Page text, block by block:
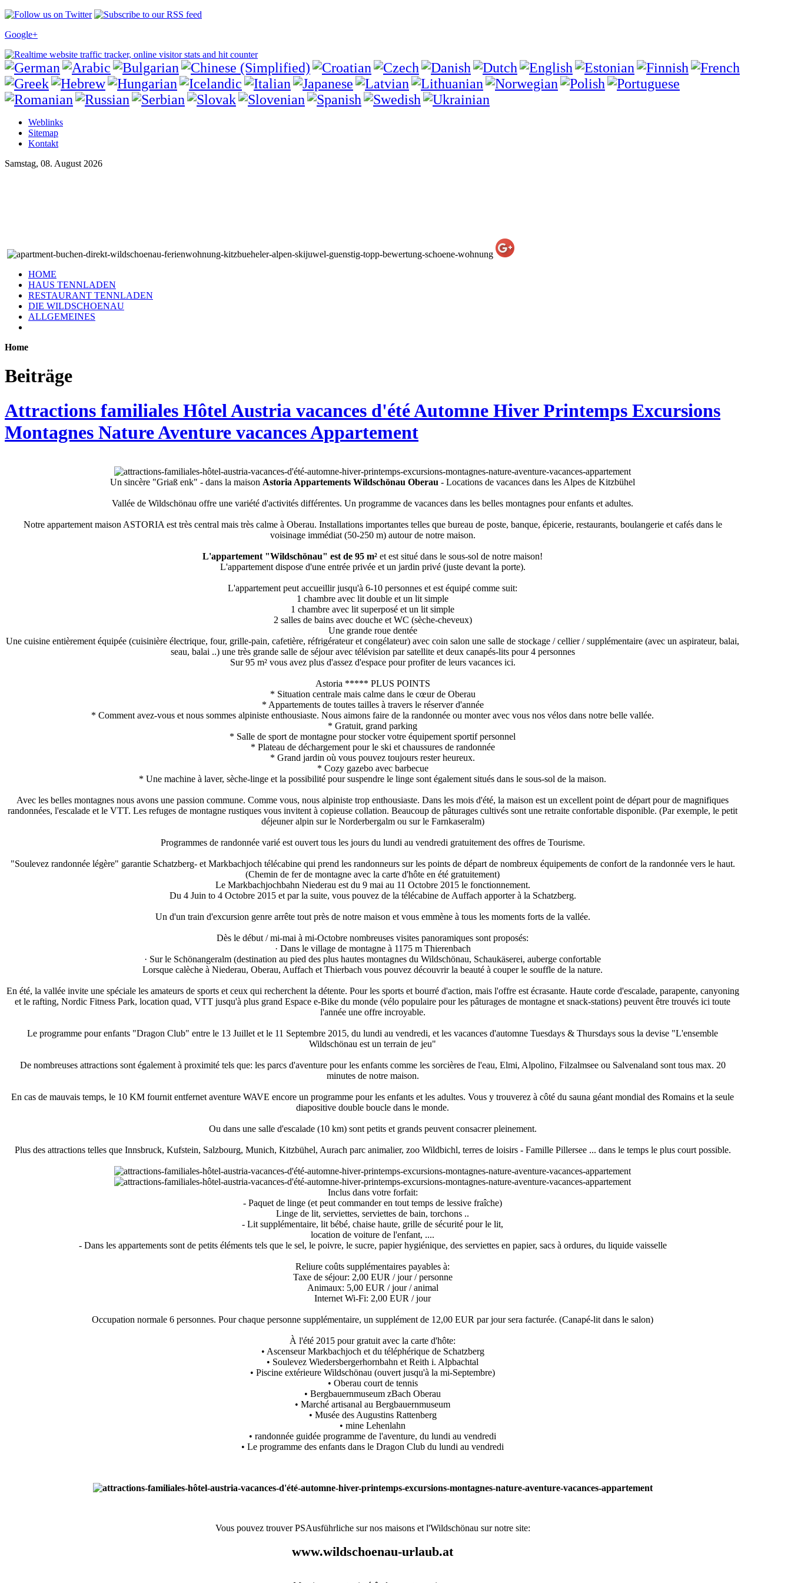
Google+
Weblinks
Sitemap
Kontakt
Samstag, 08. August 2026
HOME
HAUS TENNLADEN
RESTAURANT TENNLADEN
DIE WILDSCHOENAU
ALLGEMEINES
Home
Beiträge
Attractions familiales Hôtel Austria vacances d'été Automne Hiver Printemps Excursions
Montagnes Nature Aventure vacances Appartement
Un sincère "Griaß enk" - dans la maison Astoria Appartements Wildschönau Oberau - Locations de vacances dans les Alpes de Kitzbühel
Vallée de Wildschönau offre une variété d'activités différentes. Un programme de vacances dans les belles montagnes pour enfants et adultes.
Notre appartement maison ASTORIA est très central mais très calme à Oberau. Installations importantes telles que bureau de poste, banque, épicerie, restaurants, boulangerie et cafés dans le
voisinage immédiat (50-250 m) autour de notre maison.
L'appartement "Wildschönau" est de 95 m² et est situé dans le sous-sol de notre maison!
L'appartement dispose d'une entrée privée et un jardin privé (juste devant la porte).
L'appartement peut accueillir jusqu'à 6-10 personnes et est équipé comme suit:
1 chambre avec lit double et un lit simple
1 chambre avec lit superposé et un lit simple
2 salles de bains avec douche et WC (sèche-cheveux)
Une grande roue dentée
Une cuisine entièrement équipée (cuisinière électrique, four, grille-pain, cafetière, réfrigérateur et congélateur) avec coin salon une salle de stockage / cellier / supplémentaire (avec un aspirateur, balai,
seau, balai ..) une très grande salle de séjour avec télévision par satellite et deux canapés-lits pour 4 personnes
Sur 95 m² vous avez plus d'assez d'espace pour profiter de leurs vacances ici.
Astoria ***** PLUS POINTS
* Situation centrale mais calme dans le cœur de Oberau
* Appartements de toutes tailles à travers le réserver d'année
* Comment avez-vous et nous sommes alpiniste enthousiaste. Nous aimons faire de la randonnée ou monter avec vous nos vélos dans notre belle vallée.
* Gratuit, grand parking
* Salle de sport de montagne pour stocker votre équipement sportif personnel
* Plateau de déchargement pour le ski et chaussures de randonnée
* Grand jardin où vous pouvez toujours rester heureux.
* Cozy gazebo avec barbecue
* Une machine à laver, sèche-linge et la possibilité pour suspendre le linge sont également situés dans le sous-sol de la maison.
Avec les belles montagnes nous avons une passion commune. Comme vous, nous alpiniste trop enthousiaste. Dans les mois d'été, la maison est un excellent point de départ pour de magnifiques
randonnées, l'escalade et le VTT. Les refuges de montagne rustiques vous invitent à copieuse collation. Beaucoup de pâturages cultivés sont une retraite confortable disponible. (Par exemple, le petit
déjeuner alpin sur le Norderbergalm ou sur le Farnkaseralm)
Programmes de randonnée varié est ouvert tous les jours du lundi au vendredi gratuitement des offres de Tourisme.
"Soulevez randonnée légère" garantie Schatzberg- et Markbachjoch télécabine qui prend les randonneurs sur les points de départ de nombreux équipements de confort de la randonnée vers le haut.
(Chemin de fer de montagne avec la carte d'hôte en été gratuitement)
Le Markbachjochbahn Niederau est du 9 mai au 11 Octobre 2015 le fonctionnement.
Du 4 Juin to 4 Octobre 2015 et par la suite, vous pouvez de la télécabine de Auffach apporter à la Schatzberg.
Un d'un train d'excursion genre arrête tout près de notre maison et vous emmène à tous les moments forts de la vallée.
Dès le début / mi-mai à mi-Octobre nombreuses visites panoramiques sont proposés:
· Dans le village de montagne à 1175 m Thierenbach
· Sur le Schönangeralm (destination au pied des plus hautes montagnes du Wildschönau, Schaukäserei, auberge confortable
Lorsque calèche à Niederau, Oberau, Auffach et Thierbach vous pouvez découvrir la beauté à couper le souffle de la nature.
En été, la vallée invite une spéciale les amateurs de sports et ceux qui recherchent la détente. Pour les sports et bourré d'action, mais l'offre est écrasante. Haute corde d'escalade, parapente, canyoning
et le rafting, Nordic Fitness Park, location quad, VTT jusqu'à plus grand Espace e-Bike du monde (vélo populaire pour les pâturages de montagne et snack-stations) peuvent être trouvés ici toute
l'année une offre incroyable.
Le programme pour enfants "Dragon Club" entre le 13 Juillet et le 11 Septembre 2015, du lundi au vendredi, et les vacances d'automne Tuesdays & Thursdays sous la devise "L'ensemble
Wildschönau est un terrain de jeu"
De nombreuses attractions sont également à proximité tels que: les parcs d'aventure pour les enfants comme les sorcières de l'eau, Elmi, Alpolino, Filzalmsee ou Salvenaland sont tous max. 20
minutes de notre maison.
En cas de mauvais temps, le 10 KM fournit entfernet aventure WAVE encore un programme pour les enfants et les adultes. Vous y trouverez à côté du sauna géant mondial des Romains et la seule
diapositive double boucle dans le monde.
Ou dans une salle d'escalade (10 km) sont petits et grands peuvent consacrer pleinement.
Plus des attractions telles que Innsbruck, Kufstein, Salzbourg, Munich, Kitzbühel, Aurach parc animalier, zoo Wildbichl, terres de loisirs - Famille Pillersee ... dans le temps le plus court possible.
Inclus dans votre forfait:
- Paquet de linge (et peut commander en tout temps de lessive fraîche)
Linge de lit, serviettes, serviettes de bain, torchons ..
- Lit supplémentaire, lit bébé, chaise haute, grille de sécurité pour le lit,
location de voiture de l'enfant, ....
- Dans les appartements sont de petits éléments tels que le sel, le poivre, le sucre, papier hygiénique, des serviettes en papier, sacs à ordures, du liquide vaisselle
Reliure coûts supplémentaires payables à:
Taxe de séjour: 2,00 EUR / jour / personne
Animaux: 5,00 EUR / jour / animal
Internet Wi-Fi: 2,00 EUR / jour
Occupation normale 6 personnes. Pour chaque personne supplémentaire, un supplément de 12,00 EUR par jour sera facturée. (Canapé-lit dans le salon)
À l'été 2015 pour gratuit avec la carte d'hôte:
• Ascenseur Markbachjoch et du téléphérique de Schatzberg
• Soulevez Wiedersbergerhornbahn et Reith i. Alpbachtal
• Piscine extérieure Wildschönau (ouvert jusqu'à la mi-Septembre)
• Oberau court de tennis
• Bergbauernmuseum zBach Oberau
• Marché artisanal au Bergbauernmuseum
• Musée des Augustins Rattenberg
• mine Lehenlahn
• randonnée guidée programme de l'aventure, du lundi au vendredi
• Le programme des enfants dans le Dragon Club du lundi au vendredi
Vous pouvez trouver PSAusführliche sur nos maisons et l'Wildschönau sur notre site:
www.wildschoenau-urlaub.at